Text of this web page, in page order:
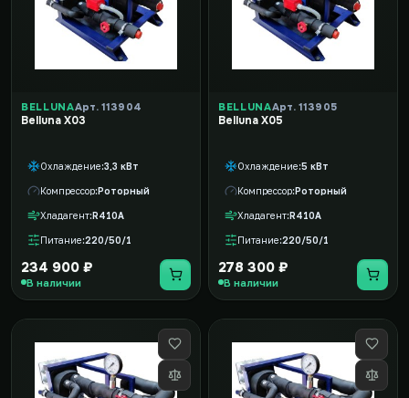
BELLUNAАрт. 113904
Belluna X03
Охлаждение 3,3 кВт
Компрессор Роторный
Хладагент R410A
Питание 220/50/1
234 900 ₽
В наличии
BELLUNAАрт. 113905
Belluna X05
Охлаждение 5 кВт
Компрессор Роторный
Хладагент R410A
Питание 220/50/1
278 300 ₽
В наличии